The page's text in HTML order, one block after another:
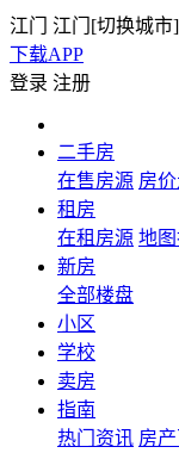
江门 江门[切换城市]
下载APP
登录 注册
二手房
在售房源 房
租房
在租房源 地
新房
全部楼盘
小区
学校
卖房
指南
热门资讯 房